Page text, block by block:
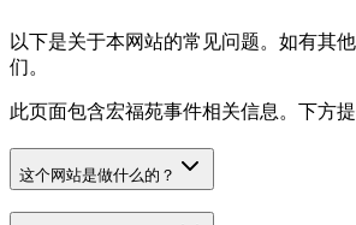
以下是关于本网站的常见问题。如有其
们。
此页面包含宏福苑事件相关信息。下方
这个网站是做什么的？